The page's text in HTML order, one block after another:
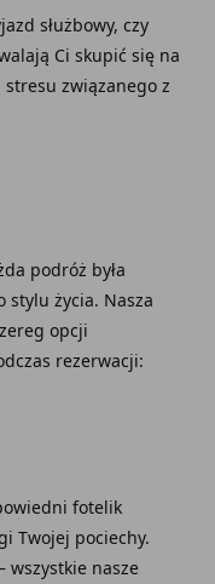
służbowy, czy
Ci skupić się na
związanego z
podróż była
stylu życia. Nasza
opcji
rezerwacji:
fotelik
Twojej pociechy.
wszystkie nasze